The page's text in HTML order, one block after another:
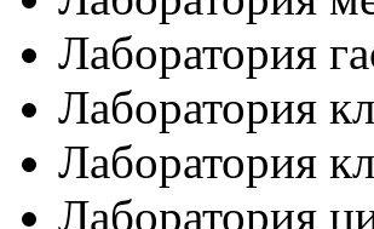
Лаборатория
Лаборатория
Лаборатория
Лаборатория